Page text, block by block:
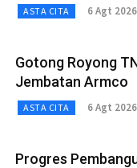
ASTA CITA 6 Agt 2026
Gotong Royong
Jembatan Armco
ASTA CITA 6 Agt 2026
Progres